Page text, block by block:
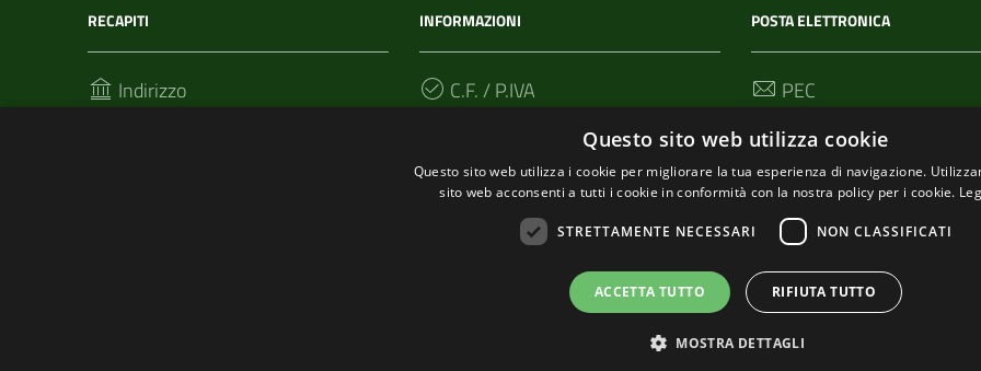
RECAPITI
Indirizzo
INFORMAZIONI
C.F. / P.IVA
POSTA ELETTRONICA
PEC
comunediriomaggiore.it
Email
Questo sito web utilizza cookie
Questo sito web utilizza i cookie per migliorare la tua esperienza di navigazione.
sito web acconsenti a tutti i cookie in conformità con la nostra policy per i cookie.
STRETTAMENTE NECESSARI NON CLASSIFICATI
ACCETTA TUTTO RIFIUTA TUTTO
MOSTRA DETTAGLI